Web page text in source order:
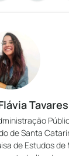
Tavares
de Santa
de Estudos